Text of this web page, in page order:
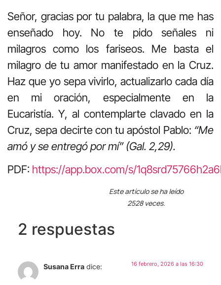
Señor, gracias por tu palabra, la que me has
enseñado hoy. No te pido señales ni
milagros como los fariseos. Me basta el
milagro de tu amor manifestado en la Cruz.
Haz que yo sepa vivirlo, actualizarlo cada día
en mi oración, especialmente en la
Eucaristía. Y, al contemplarte clavado en la
Cruz, sepa decirte con tu apóstol Pablo: “Me
amó y se entregó por mí” (Gal. 2,29).
PDF: https://app.box.com/s/
Este artículo se ha leído
2528 veces.
2 respuestas
Susana Erra dice: 16 febrero, 2026 a las 16:30